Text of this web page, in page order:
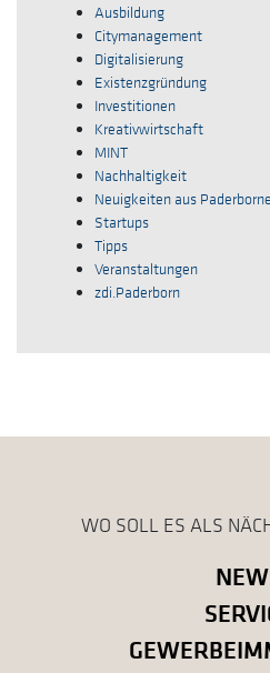
Ausbildung
Citymanagement
Digitalisierung
Existenzgründung
Investitionen
Kreativwirtschaft
MINT
Nachhaltigkeit
Neuigkeiten aus
Startups
Tipps
Veranstaltungen
zdi.Paderborn
WO SOLL ES ALS